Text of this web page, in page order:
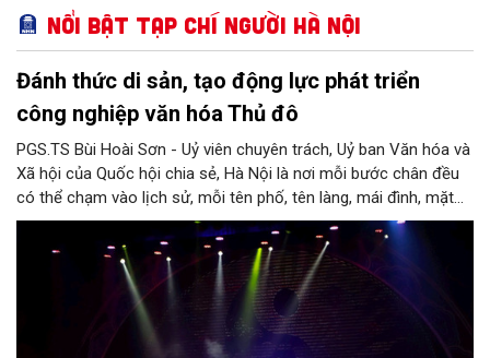
Nổi bật Tạp chí Người Hà Nội
Đánh thức di sản, tạo động lực phát triển
công nghiệp văn hóa Thủ đô
PGS.TS Bùi Hoài Sơn - Uỷ viên chuyên trách, Uỷ ban Văn hóa và
Xã hội của Quốc hội chia sẻ, Hà Nội là nơi mỗi bước chân đều
có thể chạm vào lịch sử, mỗi tên phố, tên làng, mái đình, mặt
hồ, nếp nhà, câu hát, món ăn, làn điệu, nghề thủ công đều có
thể kể một câu chuyện về chiều sâu văn hiến của dân tộc.
Nhưng trong kỷ nguyên mới, câu hỏi đặt ra không chỉ Hà Nội có
bao nhiêu di sản, bao nhiêu văn nghệ sĩ, trí thức, không gian ký
ức, mà là làm thế nào để những giá trị ấy trở thành nguồn lực
phát triển, thành sức mạnh mềm, thành động lực sáng tạo,